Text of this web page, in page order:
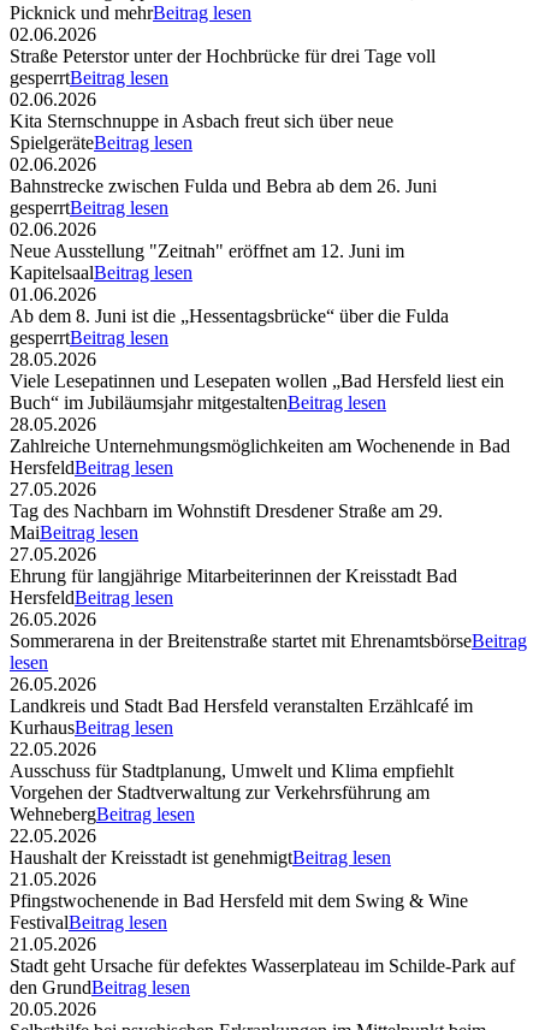
Picknick und mehrBeitrag lesen
02.06.2026
Straße Peterstor unter der Hochbrücke für drei Tage voll
gesperrtBeitrag lesen
02.06.2026
Kita Sternschnuppe in Asbach freut sich über neue
SpielgeräteBeitrag lesen
02.06.2026
Bahnstrecke zwischen Fulda und Bebra ab dem 26. Juni
gesperrtBeitrag lesen
02.06.2026
Neue Ausstellung "Zeitnah" eröffnet am 12. Juni im
KapitelsaalBeitrag lesen
01.06.2026
Ab dem 8. Juni ist die „Hessentagsbrücke“ über die Fulda
gesperrtBeitrag lesen
28.05.2026
Viele Lesepatinnen und Lesepaten wollen „Bad Hersfeld liest ein
Buch“ im Jubiläumsjahr mitgestaltenBeitrag lesen
28.05.2026
Zahlreiche Unternehmungsmöglichkeiten am Wochenende in Bad
HersfeldBeitrag lesen
27.05.2026
Tag des Nachbarn im Wohnstift Dresdener Straße am 29.
MaiBeitrag lesen
27.05.2026
Ehrung für langjährige Mitarbeiterinnen der Kreisstadt Bad
HersfeldBeitrag lesen
26.05.2026
Sommerarena in der Breitenstraße startet mit EhrenamtsbörseBeitrag
lesen
26.05.2026
Landkreis und Stadt Bad Hersfeld veranstalten Erzählcafé im
KurhausBeitrag lesen
22.05.2026
Ausschuss für Stadtplanung, Umwelt und Klima empfiehlt
Vorgehen der Stadtverwaltung zur Verkehrsführung am
WehnebergBeitrag lesen
22.05.2026
Haushalt der Kreisstadt ist genehmigtBeitrag lesen
21.05.2026
Pfingstwochenende in Bad Hersfeld mit dem Swing & Wine
FestivalBeitrag lesen
21.05.2026
Stadt geht Ursache für defektes Wasserplateau im Schilde-Park auf
den GrundBeitrag lesen
20.05.2026